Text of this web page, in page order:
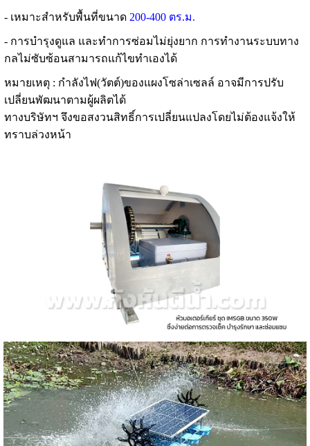
- เหมาะสำหรับพื้นที่ขนาด 200-400 ตร.ม.
- การบำรุงดูแล และทำการซ่อมไม่ยุ่งยาก การทำงานระบบทาง
กลไม่ซับซ้อนสามารถแก้ไขทำเองได้
หมายเหตุ : กำลังไฟ(วัตต์)ของแผงโซล่าเซลล์ อาจมีการปรับ
เปลี่ยนพัฒนาตามผู้ผลิตได้
ทางบริษัทฯ จึงขอสงวนสิทธิ์การเปลี่ยนแปลงโดยไม่ต้องแจ้งให้
ทราบล่วงหน้า